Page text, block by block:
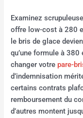
Examinez
offre low-cost à 280
le bris de glace
qu’une formule à
changer votre pare-
d’indemnisation
certains contrats
remboursement du
d’autres montent